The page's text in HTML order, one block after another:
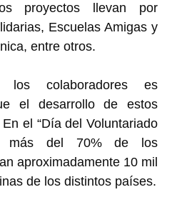
proyectos llevan por
Escuelas Amigas y
entre otros.
los colaboradores es
el desarrollo de estos
el “Día del Voluntariado
más del 70% de los
aproximadamente 10 mil
de los distintos países.